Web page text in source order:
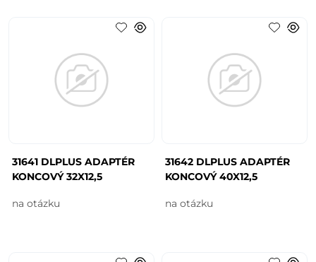
31641 DLPLUS ADAPTÉR
KONCOVÝ 32X12,5
na otázku
31642 DLPLUS ADAPTÉR
KONCOVÝ 40X12,5
na otázku